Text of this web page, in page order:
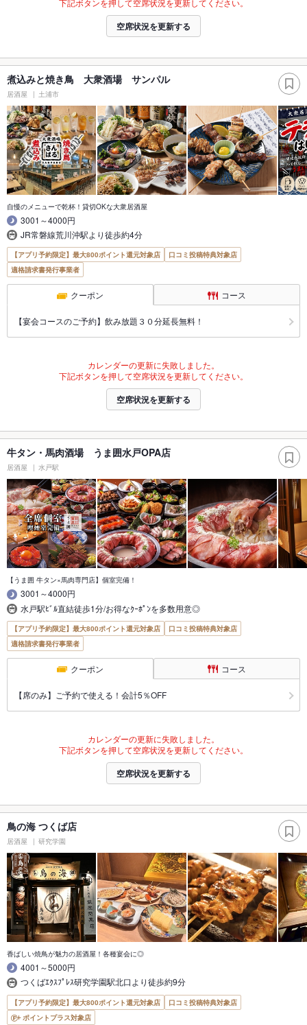
空席状況を更新する
煮込みと焼き鳥 大衆酒場 サンパル
居酒屋 土浦市
自慢のメニューで乾杯！貸切OKな大衆居酒屋
3001～4000円
JR常磐線荒川沖駅より徒歩約4分
【アプリ予約限定】最大800ポイント還元対象店
口コミ投稿特典対象店
適格請求書発行事業者
クーポン コース
【宴会コースのご予約】飲み放題３０分延長無料！
カレンダーの更新に失敗しました。
下記ボタンを押して空席状況を更新してください。
空席状況を更新する
牛タン・馬肉酒場 うま囲水戸OPA店
居酒屋 水戸駅
【うま囲 牛タン×馬肉専門店】個室完備！
3001～4000円
水戸駅ﾋﾞﾙ直結徒歩1分/お得なｸｰﾎﾟﾝを多数用意◎
【アプリ予約限定】最大800ポイント還元対象店
口コミ投稿特典対象店
適格請求書発行事業者
クーポン コース
【席のみ】ご予約で使える！会計5％OFF
カレンダーの更新に失敗しました。
下記ボタンを押して空席状況を更新してください。
空席状況を更新する
鳥の海 つくば店
居酒屋 研究学園
香ばしい焼鳥が魅力の居酒屋！各種宴会に◎
4001～5000円
つくばｴｸｽﾌﾟﾚｽ研究学園駅北口より徒歩約9分
【アプリ予約限定】最大800ポイント還元対象店
口コミ投稿特典対象店
ポイントプラス対象店